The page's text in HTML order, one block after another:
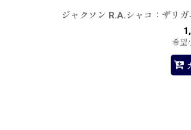
ジャクソン R.A.シャコ：ザリガ
希望